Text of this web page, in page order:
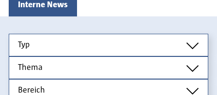
Interne News
Typ
Typ
Thema
Thema
Bereich
Bereich